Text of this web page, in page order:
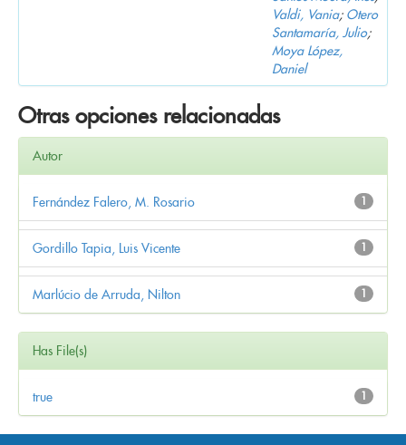
Valdi, Vania; Otero
Santamaría, Julio;
Moya López,
Daniel
Otras opciones relacionadas
Autor
1
Fernández Falero, M. Rosario
1
Gordillo Tapia, Luis Vicente
1
Marlúcio de Arruda, Nilton
Has File(s)
1
true